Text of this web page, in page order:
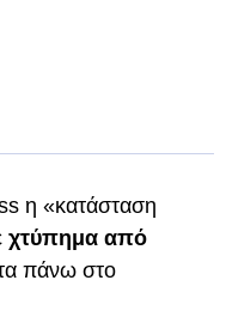
η «κατάσταση
χτύπημα από
πάνω στο